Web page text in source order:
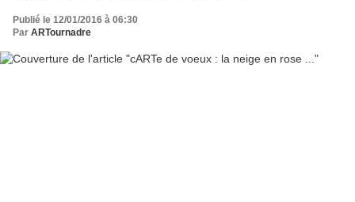
Publié le 12/01/2016 à 06:30
Par ARTournadre